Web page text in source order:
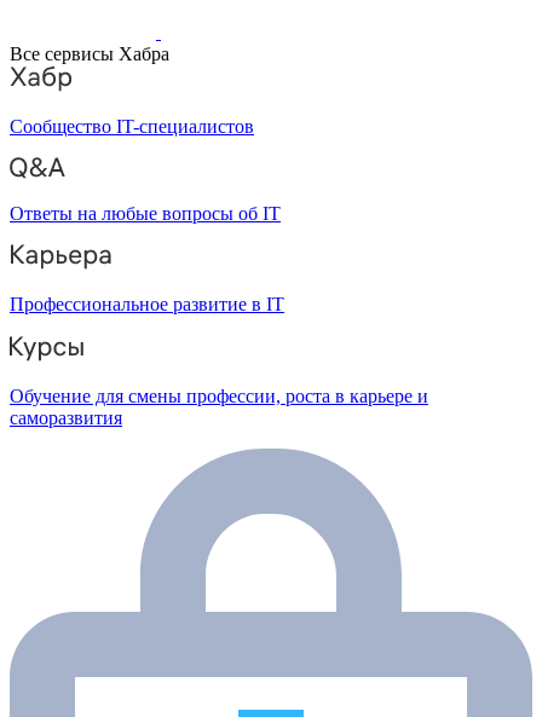
Все сервисы Хабра
Сообщество IT-специалистов
Ответы на любые вопросы об IT
Профессиональное развитие в IT
Обучение для смены профессии, роста в карьере и
саморазвития